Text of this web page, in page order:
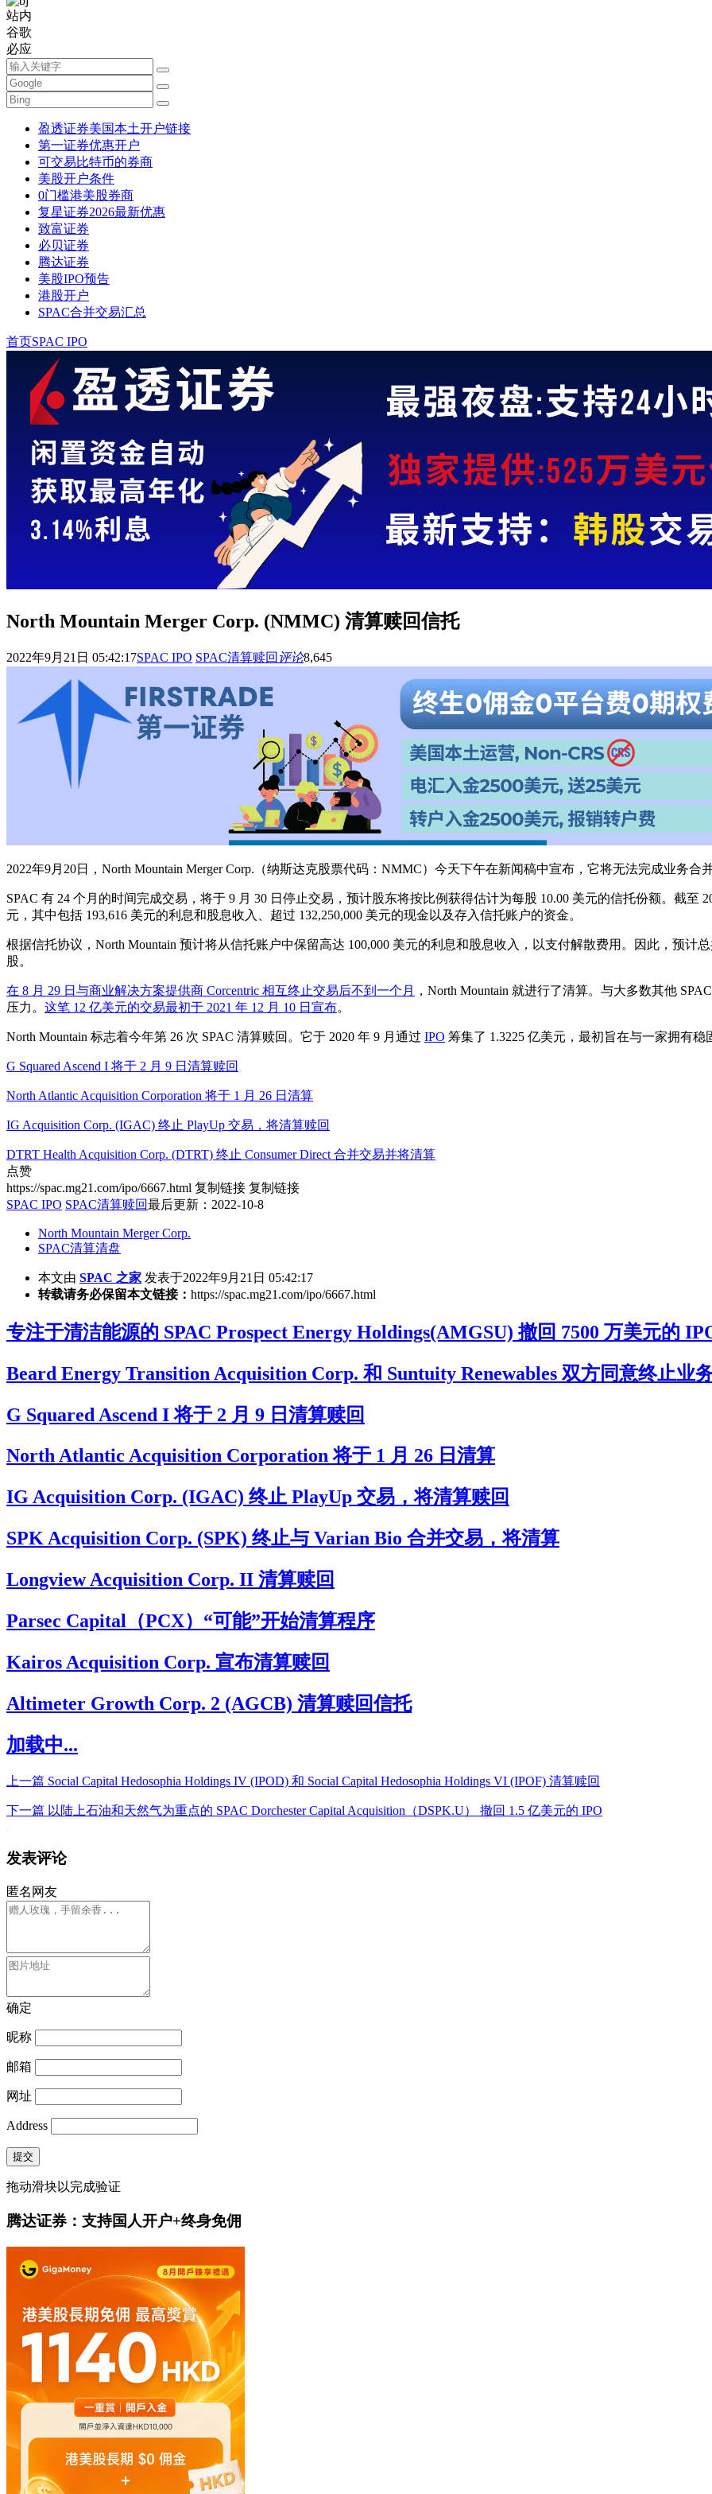
站内
谷歌
必应
盈透证券美国本土开户链接
第一证券优惠开户
可交易比特币的券商
美股开户条件
0门槛港美股券商
复星证券2026最新优惠
致富证券
必贝证券
腾达证券
美股IPO预告
港股开户
SPAC合并交易汇总
首页SPAC IPO
North Mountain Merger Corp. (NMMC) 清算赎回信托
2022年9月21日 05:42:17SPAC IPO SPAC清算赎回 评论8,645
2022年9月20日，North Mountain Merger Corp.（纳斯达克股票代码：NMMC）今天下午在新闻稿中宣布，它将无法完成业务合
SPAC 有 24 个月的时间完成交易，将于 9 月 30 日停止交易，预计股东将按比例获得估计为每股 10.00 美元的信托份额。截至
元，其中包括 193,616 美元的利息和股息收入、超过 132,250,000 美元的现金以及存入信托账户的资金。
根据信托协议，North Mountain 预计将从信托账户中保留高达 100,000 美元的利息和股息收入，以支付解散费用。因此，预计
股。
在 8 月 29 日与商业解决方案提供商 Corcentric 相互终止交易后不到一个月
，North Mountain 就进行了清算。与大多数其他
压力。 这笔 12 亿美元的交易最初于 2021 年 12 月 10 日宣布。
North Mountain 标志着今年第 26 次 SPAC 清算赎回。它于 2020 年 9 月通过 IPO 筹集了 1.3225 亿美元，最初旨在与一家拥有
G Squared Ascend I 将于 2 月 9 日清算赎回
North Atlantic Acquisition Corporation 将于 1 月 26 日清算
IG Acquisition Corp. (IGAC) 终止 PlayUp 交易，将清算赎回
DTRT Health Acquisition Corp. (DTRT) 终止 Consumer Direct 合并交易并将清算
点赞
https://spac.mg21.com/ipo/6667.html 复制链接 复制链接
SPAC IPO SPAC清算赎回最后更新：2022-10-8
North Mountain Merger Corp.
SPAC清算清盘
本文由 SPAC 之家 发表于2022年9月21日 05:42:17
转载请务必保留本文链接： https://spac.mg21.com/ipo/6667.html
专注于清洁能源的 SPAC Prospect Energy Holdings(AMGSU) 撤回 7500 万美元的
Beard Energy Transition Acquisition Corp. 和 Suntuity Renewables 双方同意终止业
G Squared Ascend I 将于 2 月 9 日清算赎回
North Atlantic Acquisition Corporation 将于 1 月 26 日清算
IG Acquisition Corp. (IGAC) 终止 PlayUp 交易，将清算赎回
SPK Acquisition Corp. (SPK) 终止与 Varian Bio 合并交易，将清算
Longview Acquisition Corp. II 清算赎回
Parsec Capital（PCX）“可能”开始清算程序
Kairos Acquisition Corp. 宣布清算赎回
Altimeter Growth Corp. 2 (AGCB) 清算赎回信托
加载中...
上一篇 Social Capital Hedosophia Holdings IV (IPOD) 和 Social Capital Hedosophia Holdings VI (IPOF) 清算赎回
下一篇 以陆上石油和天然气为重点的 SPAC Dorchester Capital Acquisition（DSPK.U） 撤回 1.5 亿美元的 IPO
发表评论
匿名网友
确定
昵称
邮箱
网址
Address
提交
拖动滑块以完成验证
腾达证券：支持国人开户+终身免佣